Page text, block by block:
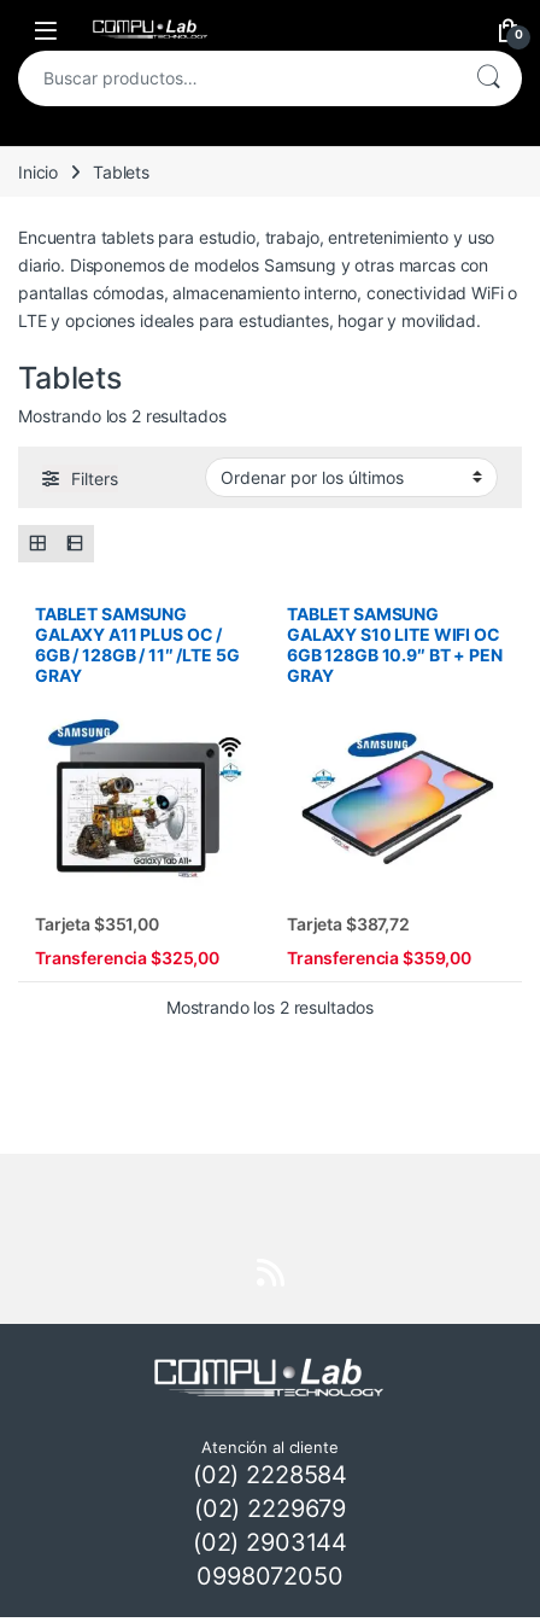
Open 0
Buscar por:
Inicio Tablets
Encuentra tablets para estudio, trabajo, entretenimiento y uso
diario. Disponemos de modelos Samsung y otras marcas con
pantallas cómodas, almacenamiento interno, conectividad WiFi o
LTE y opciones ideales para estudiantes, hogar y movilidad.
Tablets
Mostrando los 2 resultadosOrdenado por los últimos
Filters
TABLET SAMSUNG
GALAXY A11 PLUS OC /
6GB / 128GB / 11″ /LTE 5G
GRAY
Tarjeta $351,00
Transferencia $325,00
TABLET SAMSUNG
GALAXY S10 LITE WIFI OC
6GB 128GB 10.9″ BT + PEN
GRAY
Tarjeta $387,72
Transferencia $359,00
Mostrando los 2 resultadosOrdenado por los
Atención al cliente
(02) 2228584
(02) 2229679
(02) 2903144
0998072050